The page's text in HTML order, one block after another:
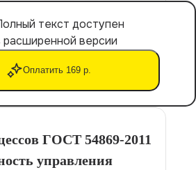
текст доступен
расширенной версии
Оплатить 169 р.
ГОСТ 54869-2011
управления